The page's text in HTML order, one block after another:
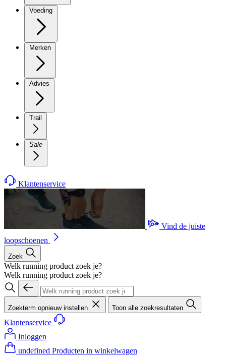
Voeding
Merken
Advies
Trail
Sale
Klantenservice
Vind de juiste
loopschoenen
Zoek
Welk running product zoek je?
Welk running product zoek je?
Zoekterm opnieuw instellen Toon alle zoekresultaten
Klantenservice
Inloggen
undefined Producten in winkelwagen